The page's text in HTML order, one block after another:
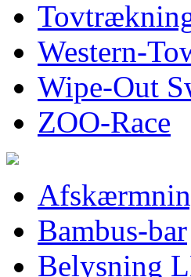
Western-
Wipe-Out
ZOO-Race
Bambus-bar
Belysning